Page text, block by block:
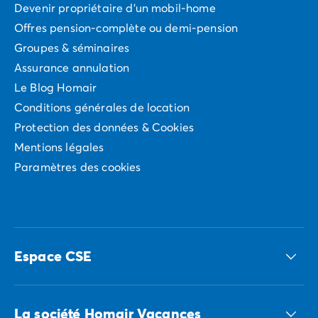
Devenir propriétaire d'un mobil-home
Offres pension-complète ou demi-pension
Groupes & séminaires
Assurance annulation
Le Blog Homair
Conditions générales de location
Protection des données & Cookies
Mentions légales
Paramètres des cookies
Espace CSE
La société Homair Vacances